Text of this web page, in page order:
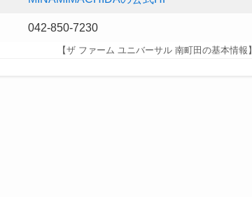
042-850-7230
【ザ ファーム ユニバーサル 南町田の基本情報】